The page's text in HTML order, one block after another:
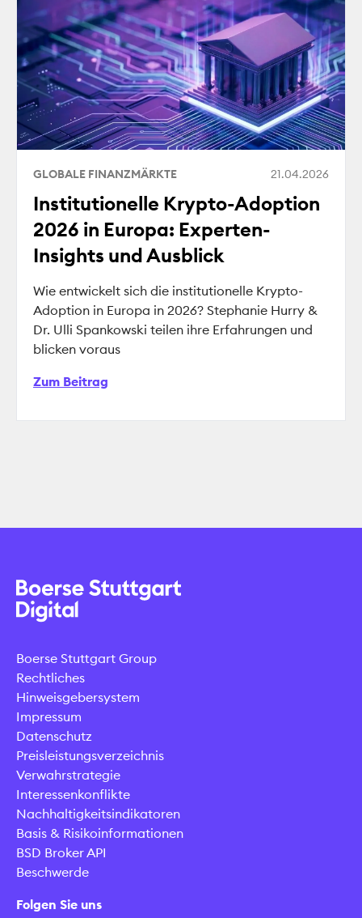
GLOBALE FINANZMÄRKTE 21.04.2026
Institutionelle Krypto-Adoption
2026 in Europa: Experten-
Insights und Ausblick
Wie entwickelt sich die institutionelle Krypto-
Adoption in Europa in 2026? Stephanie Hurry &
Dr. Ulli Spankowski teilen ihre Erfahrungen und
blicken voraus
Zum Beitrag
Boerse Stuttgart Group
Rechtliches
Hinweisgebersystem
Impressum
Datenschutz
Preisleistungsverzeichnis
Verwahrstrategie
Interessenkonflikte
Nachhaltigkeitsindikatoren
Basis & Risikoinformationen
BSD Broker API
Beschwerde
Folgen Sie uns